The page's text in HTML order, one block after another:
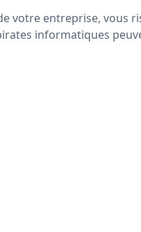
votre entreprise, vous
informatiques